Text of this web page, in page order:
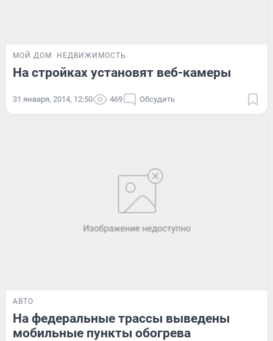
МОЙ ДОМ НЕДВИЖИМОСТЬ
На стройках установят веб-камеры
31 января, 2014, 12:50 469 Обсудить
АВТО
На федеральные трассы выведены
мобильные пункты обогрева